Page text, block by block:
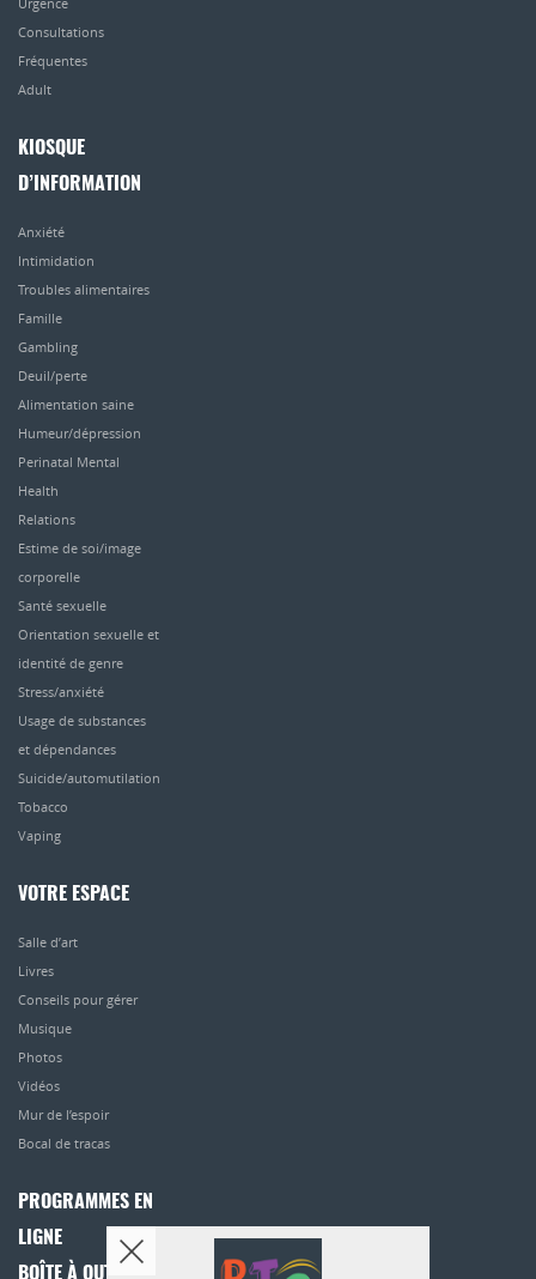
Consultations
Fréquentes
Adult
KIOSQUE
D’INFORMATION
Anxiété
Intimidation
Troubles alimentaires
Famille
Gambling
Deuil/perte
Alimentation saine
Humeur/dépression
Perinatal Mental
Health
Relations
Estime de soi/image
corporelle
Santé sexuelle
Orientation sexuelle et
identité de genre
Stress/anxiété
Usage de substances
et dépendances
Suicide/automutilation
Tobacco
Vaping
VOTRE ESPACE
Salle d’art
Livres
Conseils pour gérer
Musique
Photos
Vidéos
Mur de l’espoir
Bocal de tracas
PROGRAMMES EN
LIGNE
BOÎTE À OUTILS